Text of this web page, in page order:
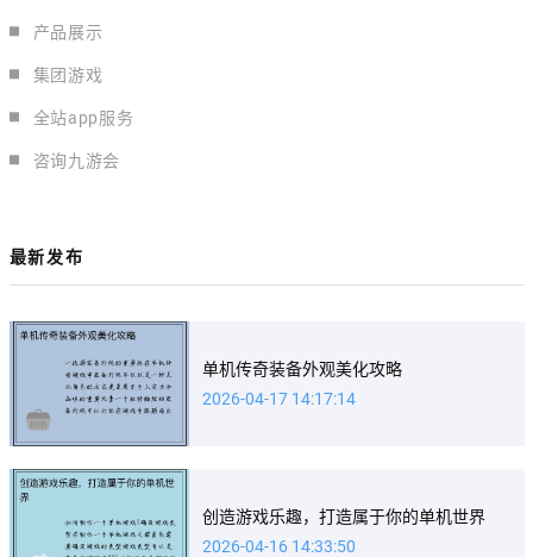
产品展示
集团游戏
全站app服务
咨询九游会
最新发布
单机传奇装备外观美化攻略
2026-04-17 14:17:14
创造游戏乐趣，打造属于你的单机世界
2026-04-16 14:33:50